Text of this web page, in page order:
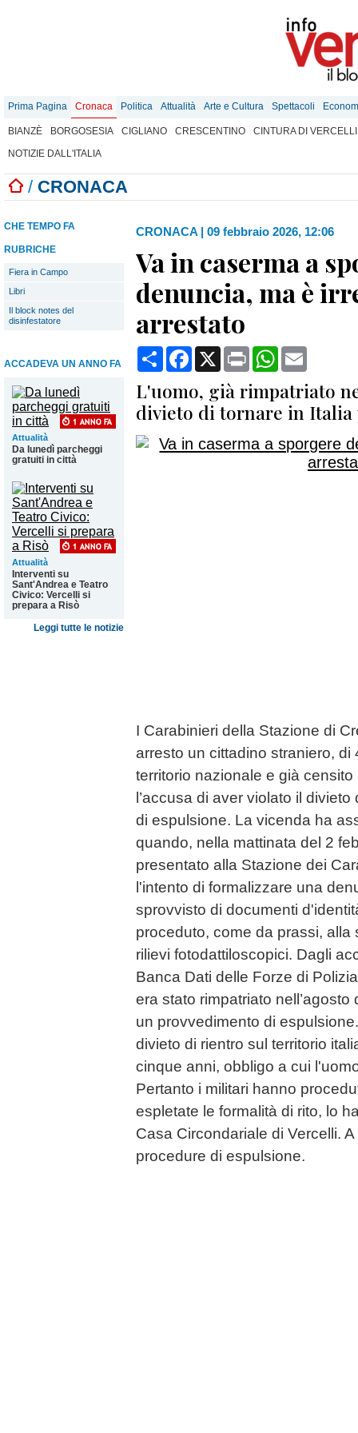
Prima Pagina Cronaca Politica Attualità Arte e Cultura Spettacoli
BIANZÈ BORGOSESIA CIGLIANO CRESCENTINO
CINTURA DI VERCELLI
NOTIZIE DALL'ITALIA
/ CRONACA
CHE TEMPO FA
RUBRICHE
Fiera in Campo
Libri
Il block notes del
disinfestatore
ACCADEVA UN ANNO FA
Attualità
Da lunedì parcheggi
gratuiti in città
Attualità
Interventi su
Sant'Andrea e Teatro
Civico: Vercelli si
prepara a Risò
Leggi tutte le notizie
CRONACA | 09 febbraio 2026, 12:06
Va in caserma a
denuncia, ma è
arrestato
CondividiFacebook
X Print WhatsApp
L'uomo, già rimpatriato
divieto di tornare in Italia
I Carabinieri della Stazione di
arresto un cittadino straniero, di
territorio nazionale e già
l’accusa di aver violato il
di espulsione. La vicenda ha
quando, nella mattinata del 2
presentato alla Stazione dei
l'intento di formalizzare una
sprovvisto di documenti
proceduto, come da prassi, alla
rilievi fotodattiloscopici. Dagli
Banca Dati delle Forze di
era stato rimpatriato
un provvedimento di
divieto di rientro sul territorio
cinque anni, obbligo a cui
Pertanto i militari hanno
espletate le formalità di rito, lo
Casa Circondariale di Vercelli.
procedure di espulsione.